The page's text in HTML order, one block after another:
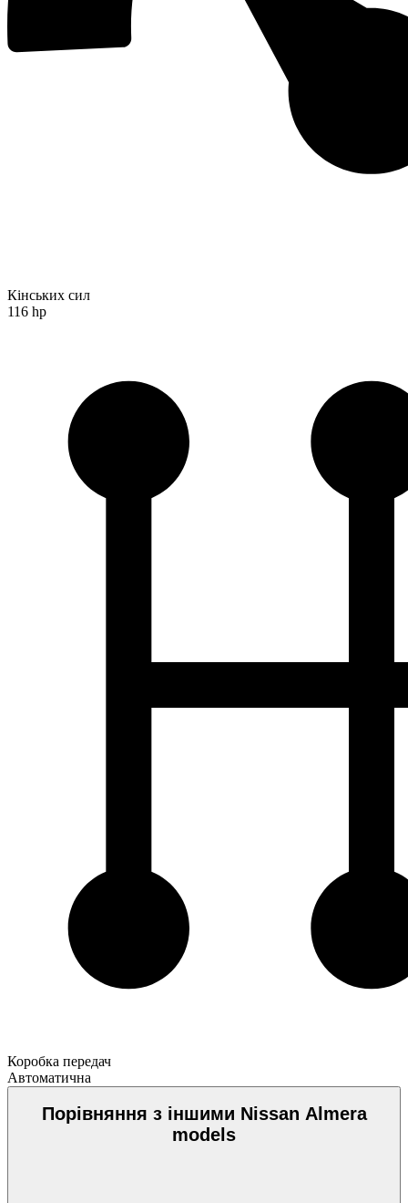
Кінських сил
116 hp
Коробка передач
Автоматична
Порівняння з іншими Nissan Almera
models